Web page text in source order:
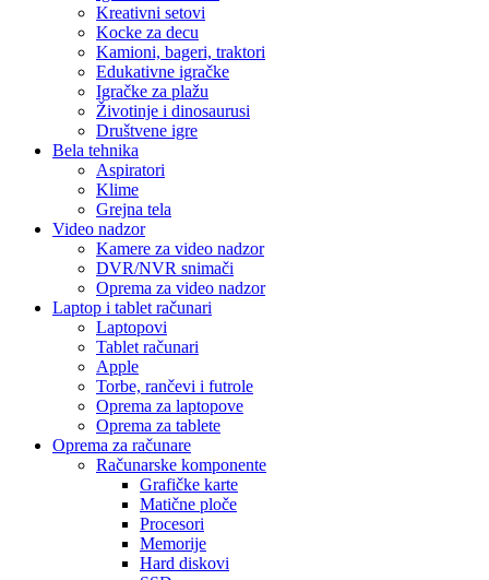
Kreativni setovi
Kocke za decu
Kamioni, bageri, traktori
Edukativne igračke
Igračke za plažu
Životinje i dinosaurusi
Društvene igre
Bela tehnika
Aspiratori
Klime
Grejna tela
Video nadzor
Kamere za video nadzor
DVR/NVR snimači
Oprema za video nadzor
Laptop i tablet računari
Laptopovi
Tablet računari
Apple
Torbe, rančevi i futrole
Oprema za laptopove
Oprema za tablete
Oprema za računare
Računarske komponente
Grafičke karte
Matične ploče
Procesori
Memorije
Hard diskovi